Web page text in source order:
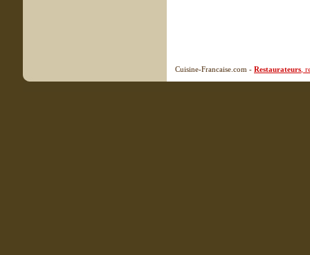
Cuisine-Francaise.com - Restaurateurs ,